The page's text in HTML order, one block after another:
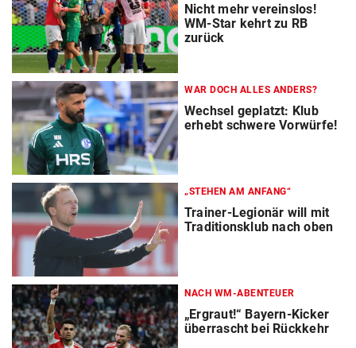
Nicht mehr vereinslos!
WM-Star kehrt zu RB
zurück
WAR DOCH ALLES ANDERS?
Wechsel geplatzt: Klub
erhebt schwere Vorwürfe!
„STEHEN AM ANFANG“
Trainer-Legionär will mit
Traditionsklub nach oben
NACH WM-ABENTEUER
„Ergraut!“ Bayern-Kicker
überrascht bei Rückkehr